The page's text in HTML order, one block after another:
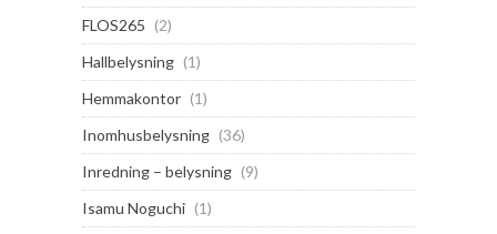
FLOS265 (2)
Hallbelysning (1)
Hemmakontor (1)
Inomhusbelysning (36)
Inredning – belysning (9)
Isamu Noguchi (1)